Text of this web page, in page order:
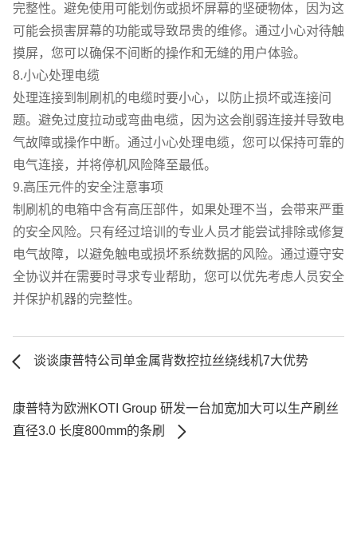
完整性。避免使用可能划伤或损坏屏幕的坚硬物体，因为这
可能会损害屏幕的功能或导致昂贵的维修。通过小心对待触
摸屏，您可以确保不间断的操作和无缝的用户体验。
8.小心处理电缆
处理连接到制刷机的电缆时要小心，以防止损坏或连接问
题。避免过度拉动或弯曲电缆，因为这会削弱连接并导致电
气故障或操作中断。通过小心处理电缆，您可以保持可靠的
电气连接，并将停机风险降至最低。
9.高压元件的安全注意事项
制刷机的电箱中含有高压部件，如果处理不当，会带来严重
的安全风险。只有经过培训的专业人员才能尝试排除或修复
电气故障，以避免触电或损坏系统数据的风险。通过遵守安
全协议并在需要时寻求专业帮助，您可以优先考虑人员安全
并保护机器的完整性。
谈谈康普特公司单金属背数控拉丝绕线机7大优势
康普特为欧洲KOTI Group 研发一台加宽加大可以生产刷丝
直径3.0 长度800mm的条刷